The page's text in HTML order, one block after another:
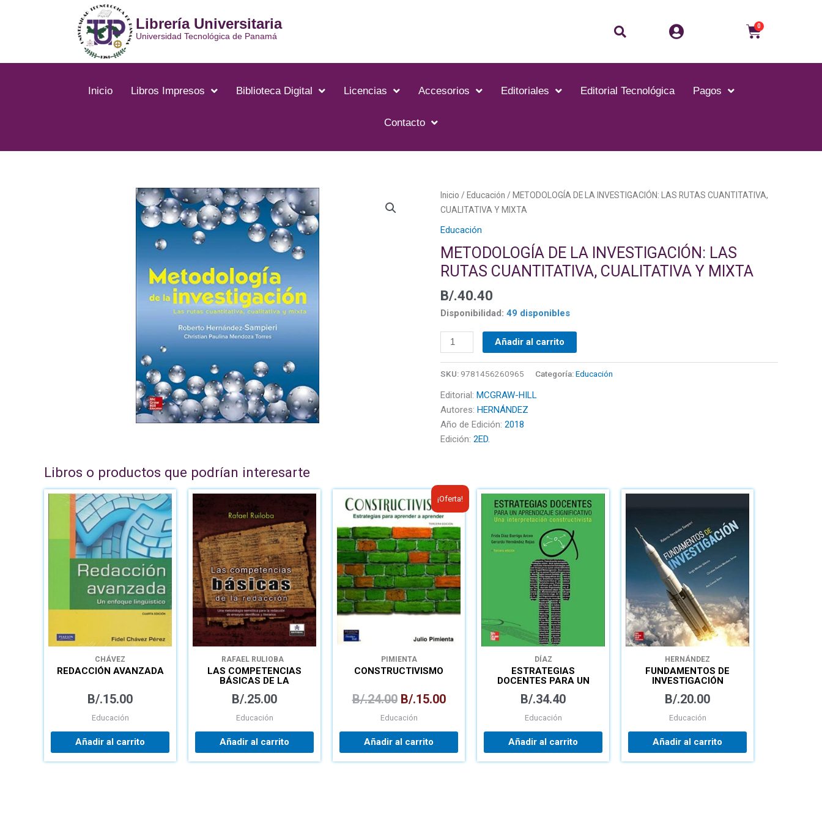
Librería Universitaria
Universidad Tecnológica de Panamá Buscar 0Carrito
Inicio Libros Impresos Biblioteca Digital Licencias Accesorios Editoriales Editorial Tecnológica Pagos
Contacto
Inicio / Educación / METODOLOGÍA DE LA INVESTIGACIÓN: LAS RUTAS CUANTITATIVA,
CUALITATIVA Y MIXTA
Educación
METODOLOGÍA DE LA INVESTIGACIÓN: LAS
RUTAS CUANTITATIVA, CUALITATIVA Y MIXTA
B/.40.40
Disponibilidad: 49 disponibles
METODOLOGÍA
DE
LA
LAS
RUTAS
CUALITATIVA
Y
cantidad
Añadir al carrito
SKU: 9781456260965 Categoría:Educación
Editorial: MCGRAW-HILL
Autores: HERNÁNDEZ
Año de Edición: 2018
Edición: 2ED.
Libros o productos que podrían interesarte
CHÁVEZ
REDACCIÓN AVANZADA
B/.15.00
Educación
Añadir al carrito
RAFAEL RULIOBA
LAS COMPETENCIAS
BÁSICAS DE LA
B/.25.00
Educación
Añadir al carrito
¡Oferta!
PIMIENTA
CONSTRUCTIVISMO
B/.24.00
El
precio
original
era:
B/.24.00.
B/.15.00
El
precio
actual
es:
B/.15.00.
Educación
Añadir al carrito
DÍAZ
ESTRATEGIAS
DOCENTES PARA UN
SIGNIFICATIVO
B/.34.40
Educación
Añadir al carrito
HERNÁNDEZ
FUNDAMENTOS DE
INVESTIGACIÓN
B/.20.00
Educación
Añadir al carrito